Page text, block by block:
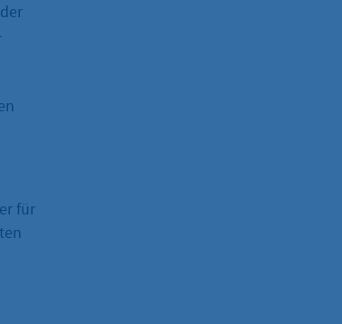
für